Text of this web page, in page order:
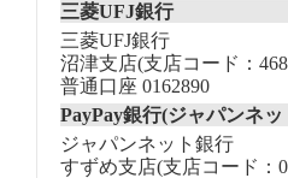
三菱UFJ銀行
三菱UFJ銀行
沼津支店(支店コード：
普通口座 0162890
PayPay銀行(ジャパンネ
ジャパンネット銀行
すずめ支店(支店コード：